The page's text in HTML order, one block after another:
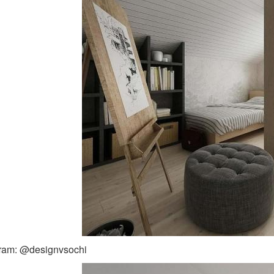
@designvsochi